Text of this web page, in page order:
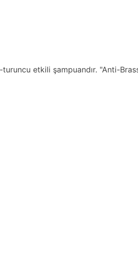
etkili şampuandır. "Anti-